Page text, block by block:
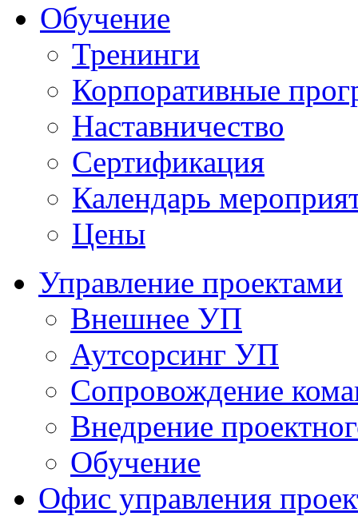
Обучениe
Тренинги
Корпоративные
Наставничество
Сертификация
Календарь
Цены
Управление проектами
Внешнее УП
Аутсорсинг УП
Сопровождение
Внедрение
Обучение
Офис управления